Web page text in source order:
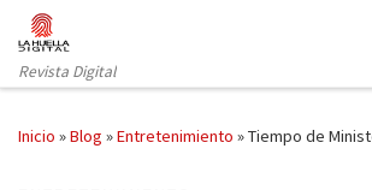
Saltar al contenido
Revista Digital
Inicio »Blog »Entretenimiento »Tiempo de